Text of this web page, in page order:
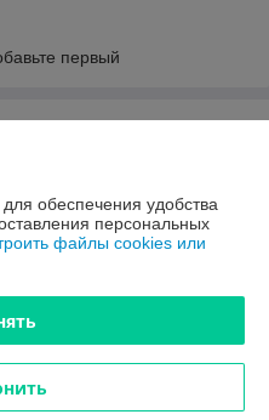
первый
обеспечения удобства
персональных
файлы cookies или